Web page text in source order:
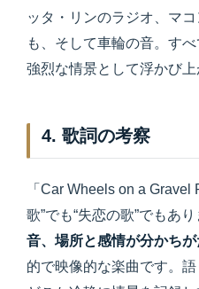
ッタ・リンのラジオ、マ
も、そして車輪の音。す
強烈な情景として浮かび上
4. 歌詞の考察
「Car Wheels on a
歌”でも“失恋の歌”でもあ
音、場所と感情が分かち
的で映像的な楽曲です。